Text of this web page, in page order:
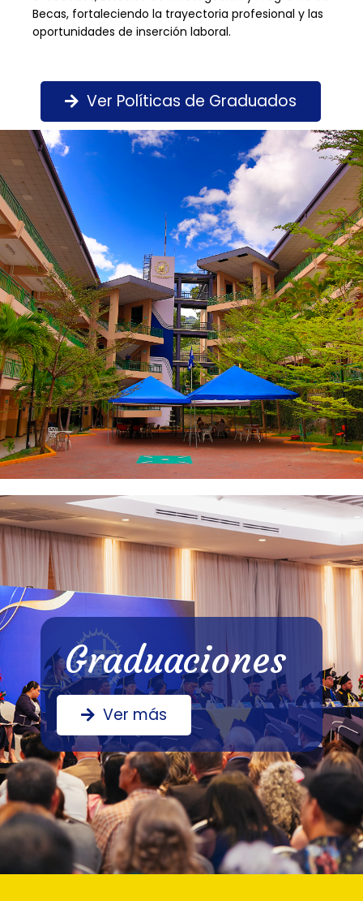
Becas, fortaleciendo la trayectoria profesional y las
oportunidades de inserción laboral.
Ver Políticas de Graduados
Graduaciones
Ver más